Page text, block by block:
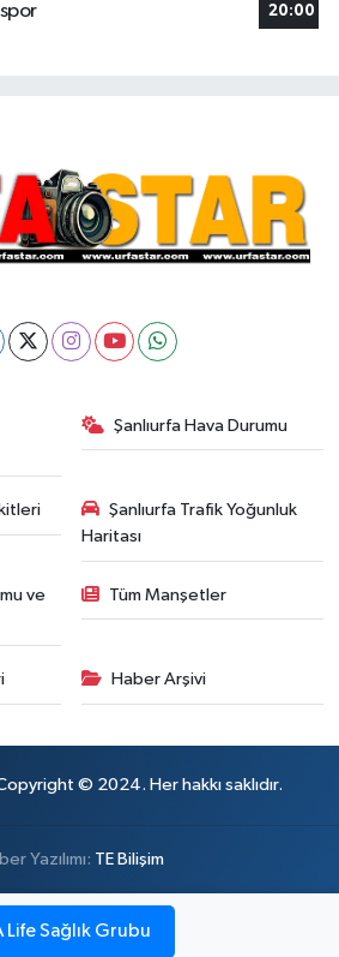
20:00
Şanlıurfa Hava Durumu
Şanlıurfa Trafik Yoğunluk
Haritası
ve
Tüm Manşetler
Haber Arşivi
© 2024. Her hakkı saklıdır.
Yazılımı: TE Bilişim
Life Sağlık Grubu